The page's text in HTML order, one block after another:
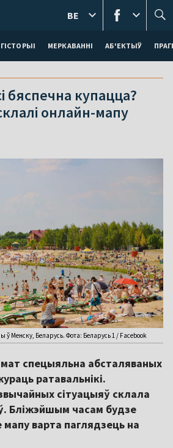
ГІСТОРЫІ МЕРКАВАННI АБ'ЕКТЫЎ
BE
бяспечна купацца?
онлайн-мапу
ў Менску, Беларусь. Фота: Беларусь 1 / Facebook
спецыяльна абсталяваных
ратавальнікі.
сітуацыяў склала
Бліжэйшым часам будзе
варта паглядзець на